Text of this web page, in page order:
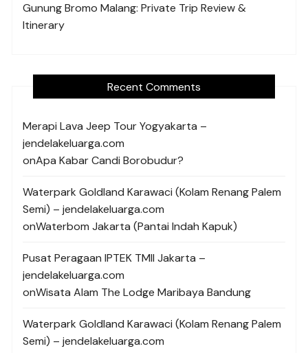
Gunung Bromo Malang: Private Trip Review &
Itinerary
Recent Comments
Merapi Lava Jeep Tour Yogyakarta –
jendelakeluarga.com
onApa Kabar Candi Borobudur?
Waterpark Goldland Karawaci (Kolam Renang Palem
Semi) – jendelakeluarga.com
onWaterbom Jakarta (Pantai Indah Kapuk)
Pusat Peragaan IPTEK TMII Jakarta –
jendelakeluarga.com
onWisata Alam The Lodge Maribaya Bandung
Waterpark Goldland Karawaci (Kolam Renang Palem
Semi) – jendelakeluarga.com